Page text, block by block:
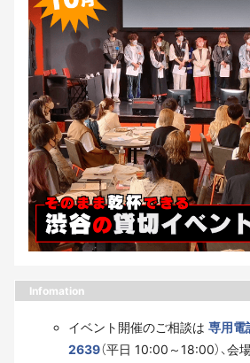
Infomation
イベント開催のご相談は 専用
2639（平日 10:00～18:00）、